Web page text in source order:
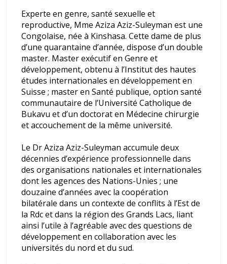
DRC-Passeport : Crise totale de
la délivrance des passeports
ordinaires dans l’Est de la RDC et
au Burundi – Des millions de
Congolais littéralement piégés
Experte en genre, santé sexuelle et
reproductive, Mme Aziza Aziz-Suleyman est une
Congolaise, née à Kinshasa. Cette dame de plus
d’une quarantaine d’année, dispose d’un double
master. Master exécutif en Genre et
développement, obtenu à l’Institut des hautes
études internationales en développement en
Suisse ; master en Santé publique, option santé
communautaire de l’Université Catholique de
Bukavu et d’un doctorat en Médecine chirurgie
et accouchement de la même université.
Le Dr Aziza Aziz-Suleyman accumule deux
décennies d’expérience professionnelle dans
des organisations nationales et internationales
dont les agences des Nations-Unies ; une
douzaine d’années avec la coopération
bilatérale dans un contexte de conflits à l’Est de
la Rdc et dans la région des Grands Lacs, liant
ainsi l’utile à l’agréable avec des questions de
développement en collaboration avec les
universités du nord et du sud.